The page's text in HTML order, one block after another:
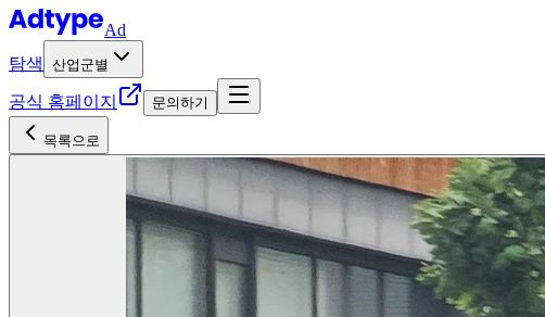
Ad
탐색
산업군별
공식 홈페이지 문의하기
목록으로